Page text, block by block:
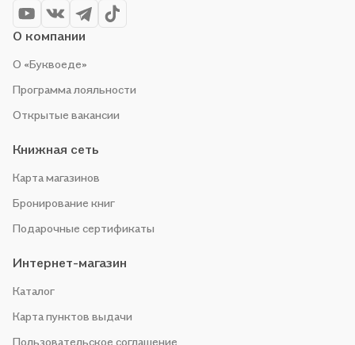
О компании
О «Буквоеде»
Программа лояльности
Открытые вакансии
Книжная сеть
Карта магазинов
Бронирование книг
Подарочные сертификаты
Интернет-магазин
Каталог
Карта пунктов выдачи
Пользовательское соглашение